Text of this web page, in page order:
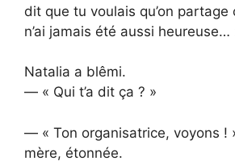
dit que tu voulais qu’on partage
n’ai jamais été aussi heureuse…
Natalia a blêmi.
— « Qui t’a dit ça ? »
— « Ton organisatrice, voyons !
mère, étonnée.